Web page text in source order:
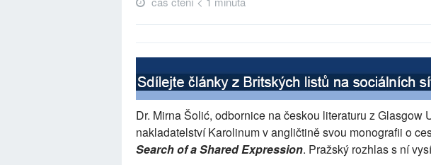
Dr. Mirna Šolić, odbornice na českou literaturu z Glasgow
nakladatelství Karolinum v angličtině svou monografii o
Search of a Shared Expression. Pražský rozhlas s ní